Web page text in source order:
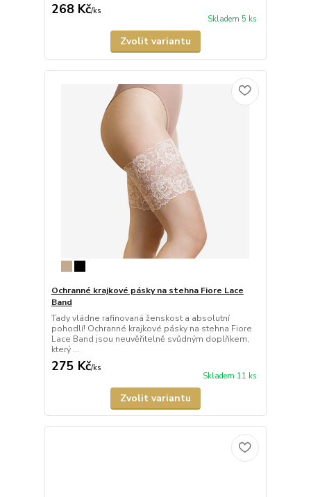
268 Kč/ks
Skladem 5 ks
Zvolit variantu
Ochranné krajkové pásky na stehna Fiore Lace
Band
Tady vládne rafinovaná ženskost a absolutní
pohodlí! Ochranné krajkové pásky na stehna Fiore
Lace Band jsou neuvěřitelně svůdným doplňkem,
který ...
275 Kč/ks
Skladem 11 ks
Zvolit variantu